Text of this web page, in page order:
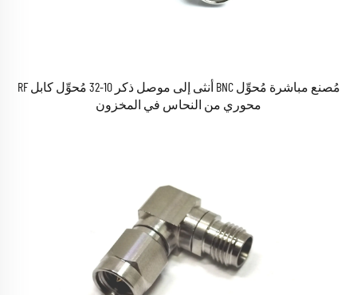
مُصنع مباشرة مُحوِّل BNC أنثى إلى موصل ذكر 10-32 مُحوِّل كابل RF
محوري من النحاس في المخزون